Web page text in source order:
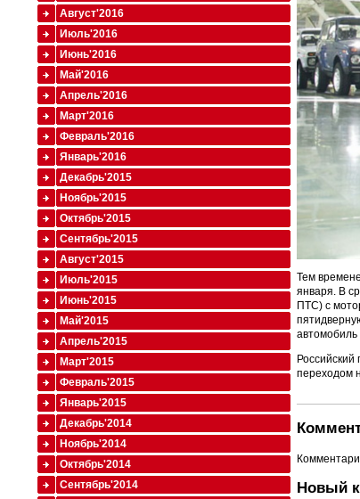
Тем
января. В
ПТС) с
автомобиль
переходом
Новый
Август'2016
Июль'2016
Июнь'2016
Май'2016
Апрель'2016
Март'2016
Февраль'2016
Январь'2016
Декабрь'2015
Ноябрь'2015
Октябрь'2015
Сентябрь'2015
Август'2015
Июль'2015
Июнь'2015
Май'2015
Апрель'2015
Март'2015
Февраль'2015
Январь'2015
Декабрь'2014
Ноябрь'2014
Октябрь'2014
Сентябрь'2014